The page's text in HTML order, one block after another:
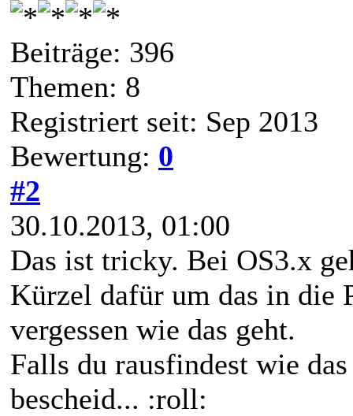
Beiträge: 396
Themen: 8
Registriert seit: Sep 2013
Bewertung: 0
#2
30.10.2013, 01:00
Das ist tricky. Bei OS3.x
Kürzel dafür um das in die
vergessen wie das geht.
Falls du rausfindest wie
bescheid... :roll: